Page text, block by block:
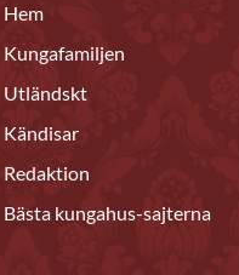
Hem
Kungafamiljen
Utländskt
Kändisar
Redaktion
Bästa kungahus-sajterna